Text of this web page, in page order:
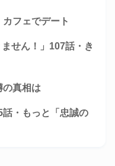
カフェでデート
せん！」107話・き
の真相は
話・もっと「忠誠の